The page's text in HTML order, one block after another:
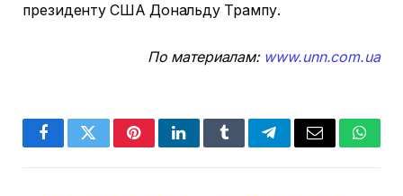
президенту США Дональду Трампу.
По материалам: www.unn.com.ua
FacebookTwitterPinterestLinkedInTumblrTelegramEmail